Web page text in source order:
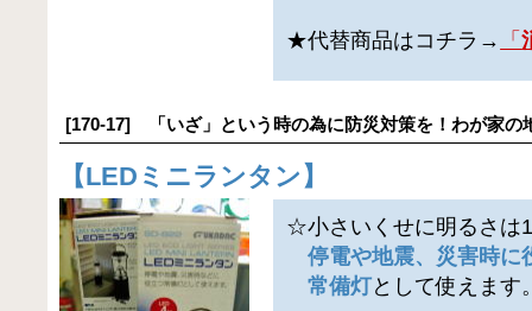
★代替商品はコチラ→ 「
[170-17] 「いざ」という時の為に防災対策を！わが家の
【LEDミニランタン 】
☆小さいくせに明るさは
停電や地震、災害時に
常備灯として使えます